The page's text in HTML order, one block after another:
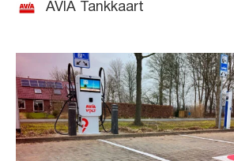
AVIA Tankkaart